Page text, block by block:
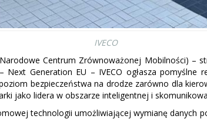
IVECO
Centrum Zrównoważonej Mobilności) –
Generation EU – IVECO ogłasza pomyślne
bezpieczeństwa na drodze zarówno dla
jako lidera w obszarze inteligentnej i
technologii umożliwiającej wymianę danych